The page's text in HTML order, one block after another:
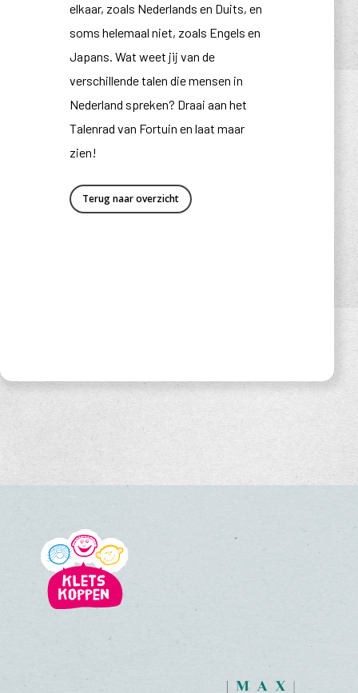
elkaar, zoals Nederlands en Duits, en
soms helemaal niet, zoals Engels en
Japans. Wat weet jij van de
verschillende talen die mensen in
Nederland spreken? Draai aan het
Talenrad van Fortuin en laat maar
zien!
Terug naar overzicht